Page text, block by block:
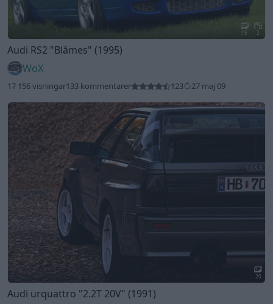
15 2
Audi RS2 "Blåmes" (1995)
WoX
17 156 visningar133 kommentarer 123 27 maj 09
20
Audi urquattro "2.2T 20V" (1991)